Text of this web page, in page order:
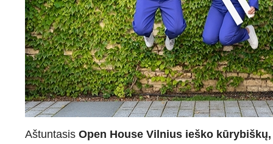
Aštuntasis Open House Vilnius ieško